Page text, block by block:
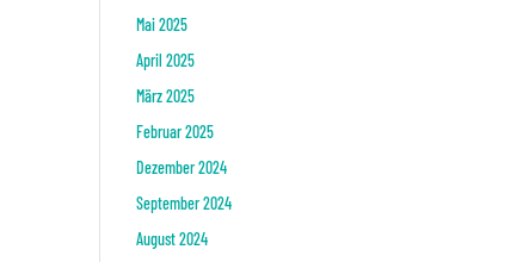
Mai 2025
April 2025
März 2025
Februar 2025
Dezember 2024
September 2024
August 2024